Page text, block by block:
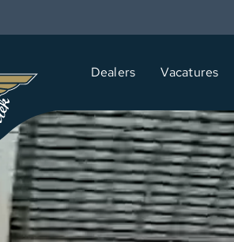
Dealers Vacatures